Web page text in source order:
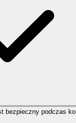
bezpieczny podczas